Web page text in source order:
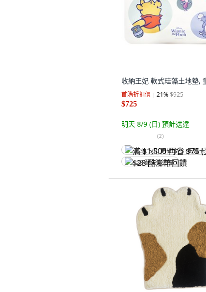
收納王妃 軟式珪藻土地墊,
首購折扣價 21%$925
$725
明天 8/9 (日) 預計送達
(2)
满 $1,500 再省 $75 (王道卡
$28 酷澎幣回饋